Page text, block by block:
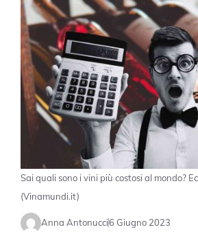
Sai quali sono i vini più costosi al mondo?
(Vinamundi.it)
Anna Antonucci6 Giugno 2023